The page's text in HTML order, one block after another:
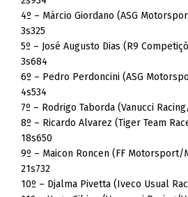
4º – Márcio Giordano (ASG
3s325
5º – José Augusto Dias (R9
3s684
6º – Pedro Perdoncini (ASG
4s534
7º – Rodrigo Taborda (Vanucci
8º – Ricardo Alvarez (Tiger Team
18s650
9º – Maicon Roncen (FF Motorsport/
21s732
10º – Djalma Pivetta (Iveco Usual